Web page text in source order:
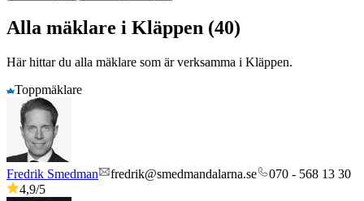
Alla mäklare i Kläppen (40)
Här hittar du alla mäklare som är verksamma i Kläppen.
Toppmäklare
Fredrik Smedman fredrik@smedmandalarna.se
070 - 568 13 30
4,9/5